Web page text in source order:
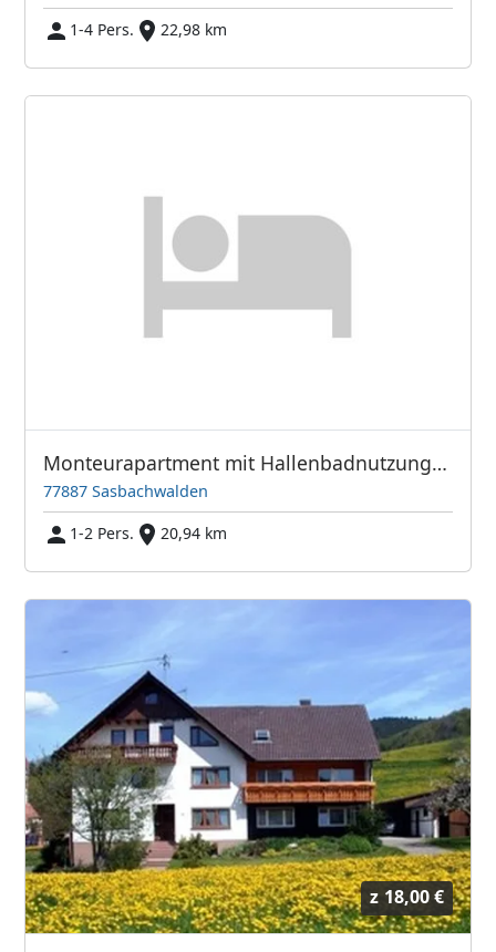
1-4 Pers.
22,98 km
Monteurapartment mit Hallenbadnutzung im Haus
77887 Sasbachwalden
1-2 Pers.
20,94 km
z 18,00 €